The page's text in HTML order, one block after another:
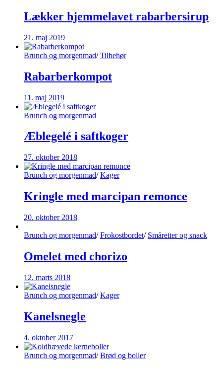
Lækker hjemmelavet rabarbersirup
21. maj 2019
Brunch og morgenmad/ Tilbehør
Rabarberkompot
11. maj 2019
Brunch og morgenmad
Æblegelé i saftkoger
27. oktober 2018
Brunch og morgenmad/ Kager
Kringle med marcipan remonce
20. oktober 2018
Brunch og morgenmad/ Frokostbordet/ Småretter og snack
Omelet med chorizo
12. marts 2018
Brunch og morgenmad/ Kager
Kanelsnegle
4. oktober 2017
Brunch og morgenmad/ Brød og boller